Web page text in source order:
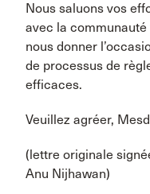
Nous saluons vos
avec la
nous donner
de processus de
efficaces.
Veuillez agréer,
(lettre originale
Anu Nijhawan)